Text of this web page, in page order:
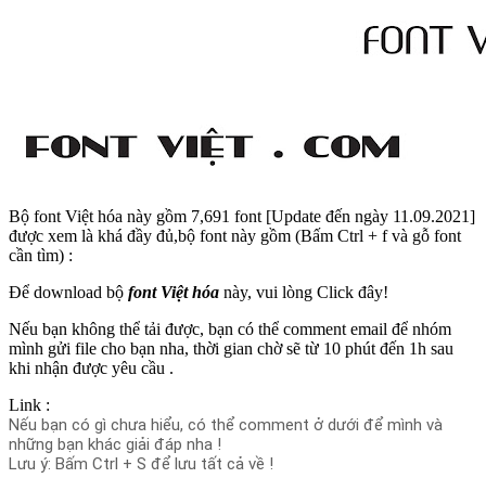
Bộ font Việt hóa này gồm 7,691 font [Update đến ngày 11.09.2021]
được xem là khá đầy đủ,bộ font này gồm (Bấm Ctrl + f và gỗ font
cần tìm) :
Để download bộ font Việt hóa này, vui lòng Click đây!
Nếu bạn không thể tải được, bạn có thể comment email để nhóm
mình gửi file cho bạn nha, thời gian chờ sẽ từ 10 phút đến 1h sau
khi nhận được yêu cầu .
Link :
Nếu bạn có gì chưa hiểu, có thể comment ở dưới để mình và
những bạn khác giải đáp nha !
Lưu ý: Bấm Ctrl + S để lưu tất cả về !